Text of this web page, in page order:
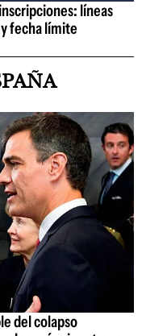
líneas
fecha límite
del colapso